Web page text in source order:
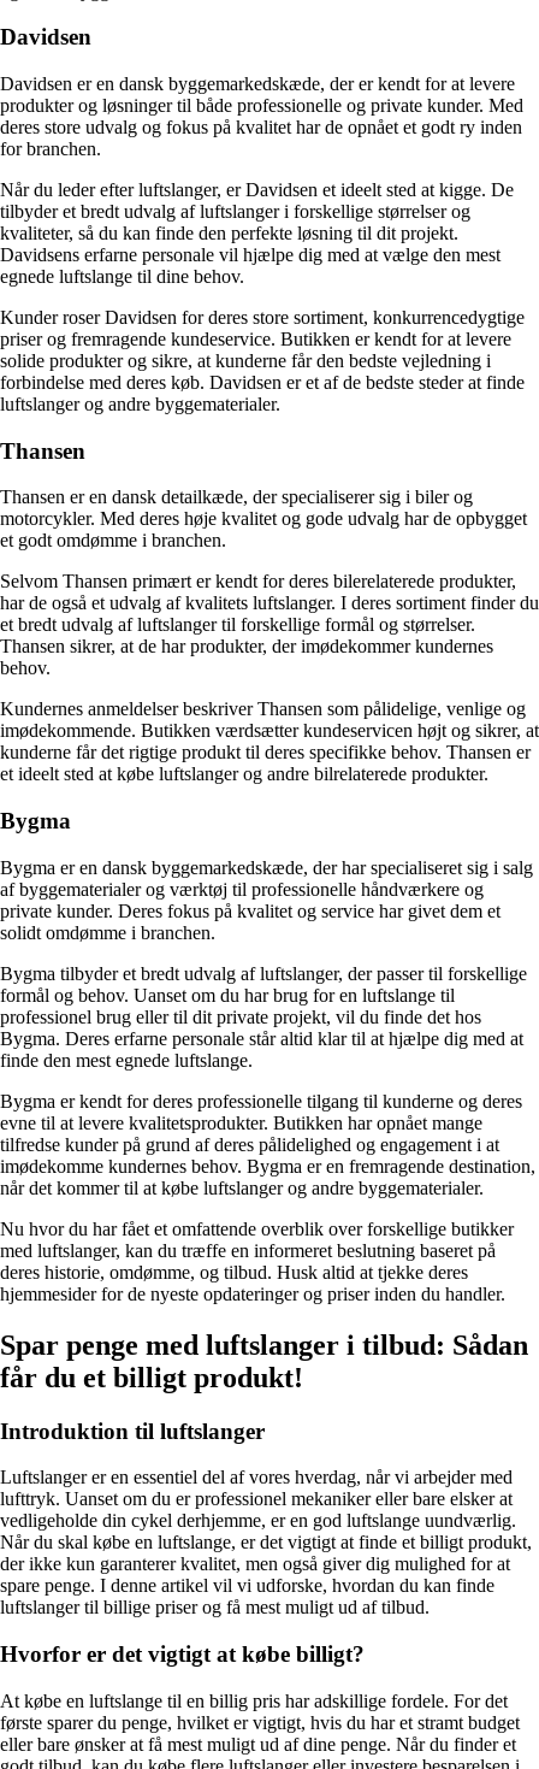
Davidsen
Davidsen er en dansk byggemarkedskæde, der er kendt for at levere
produkter og løsninger til både professionelle og private kunder. Med
deres store udvalg og fokus på kvalitet har de opnået et godt ry inden
for branchen.
Når du leder efter luftslanger, er Davidsen et ideelt sted at kigge. De
tilbyder et bredt udvalg af luftslanger i forskellige størrelser og
kvaliteter, så du kan finde den perfekte løsning til dit projekt.
Davidsens erfarne personale vil hjælpe dig med at vælge den mest
egnede luftslange til dine behov.
Kunder roser Davidsen for deres store sortiment, konkurrencedygtige
priser og fremragende kundeservice. Butikken er kendt for at levere
solide produkter og sikre, at kunderne får den bedste vejledning i
forbindelse med deres køb. Davidsen er et af de bedste steder at finde
luftslanger og andre byggematerialer.
Thansen
Thansen er en dansk detailkæde, der specialiserer sig i biler og
motorcykler. Med deres høje kvalitet og gode udvalg har de opbygget
et godt omdømme i branchen.
Selvom Thansen primært er kendt for deres bilerelaterede produkter,
har de også et udvalg af kvalitets luftslanger. I deres sortiment finder du
et bredt udvalg af luftslanger til forskellige formål og størrelser.
Thansen sikrer, at de har produkter, der imødekommer kundernes
behov.
Kundernes anmeldelser beskriver Thansen som pålidelige, venlige og
imødekommende. Butikken værdsætter kundeservicen højt og sikrer, at
kunderne får det rigtige produkt til deres specifikke behov. Thansen er
et ideelt sted at købe luftslanger og andre bilrelaterede produkter.
Bygma
Bygma er en dansk byggemarkedskæde, der har specialiseret sig i salg
af byggematerialer og værktøj til professionelle håndværkere og
private kunder. Deres fokus på kvalitet og service har givet dem et
solidt omdømme i branchen.
Bygma tilbyder et bredt udvalg af luftslanger, der passer til forskellige
formål og behov. Uanset om du har brug for en luftslange til
professionel brug eller til dit private projekt, vil du finde det hos
Bygma. Deres erfarne personale står altid klar til at hjælpe dig med at
finde den mest egnede luftslange.
Bygma er kendt for deres professionelle tilgang til kunderne og deres
evne til at levere kvalitetsprodukter. Butikken har opnået mange
tilfredse kunder på grund af deres pålidelighed og engagement i at
imødekomme kundernes behov. Bygma er en fremragende destination,
når det kommer til at købe luftslanger og andre byggematerialer.
Nu hvor du har fået et omfattende overblik over forskellige butikker
med luftslanger, kan du træffe en informeret beslutning baseret på
deres historie, omdømme, og tilbud. Husk altid at tjekke deres
hjemmesider for de nyeste opdateringer og priser inden du handler.
Spar penge med luftslanger i tilbud: Sådan
får du et billigt produkt!
Introduktion til luftslanger
Luftslanger er en essentiel del af vores hverdag, når vi arbejder med
lufttryk. Uanset om du er professionel mekaniker eller bare elsker at
vedligeholde din cykel derhjemme, er en god luftslange uundværlig.
Når du skal købe en luftslange, er det vigtigt at finde et billigt produkt,
der ikke kun garanterer kvalitet, men også giver dig mulighed for at
spare penge. I denne artikel vil vi udforske, hvordan du kan finde
luftslanger til billige priser og få mest muligt ud af tilbud.
Hvorfor er det vigtigt at købe billigt?
At købe en luftslange til en billig pris har adskillige fordele. For det
første sparer du penge, hvilket er vigtigt, hvis du har et stramt budget
eller bare ønsker at få mest muligt ud af dine penge. Når du finder et